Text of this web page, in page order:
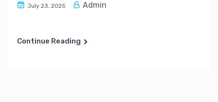
July 23, 2025 Admin
Continue Reading